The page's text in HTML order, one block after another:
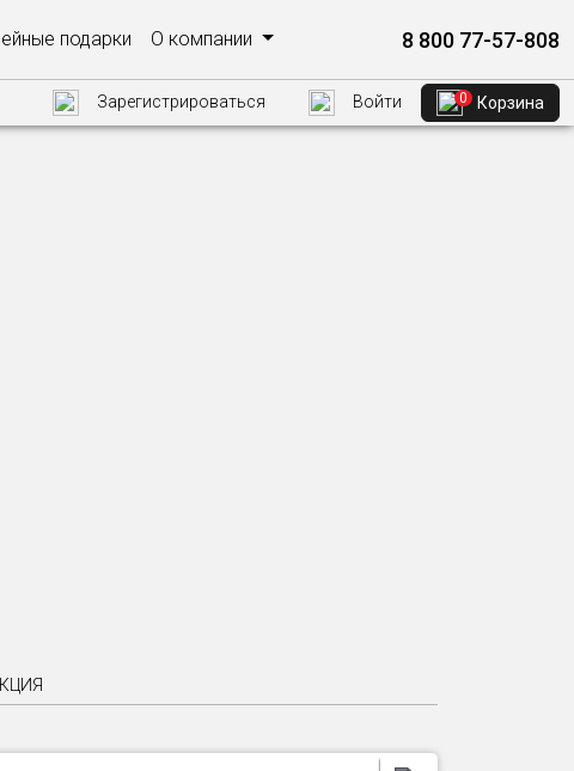
подарки О компании 8 800 77-57-808
Зарегистрироваться Войти 0 Корзина